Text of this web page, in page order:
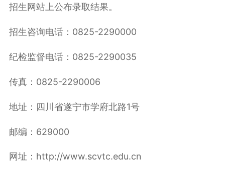
招生网站上公布录取结果。
招生咨询电话：0825-2290000
纪检监督电话：0825-2290035
传真：0825-2290006
地址：四川省遂宁市学府北路1号
邮编：629000
网址：http://www.scvtc.edu.cn